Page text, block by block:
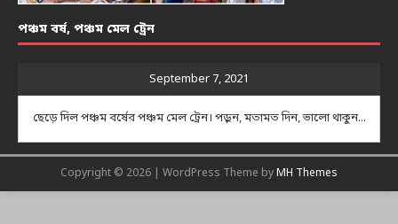
পঞ্চম বর্ষ, পঞ্চম মেল ট্রেন
September 7, 2021
ছেড়ে দিল পঞ্চম বর্ষের পঞ্চম মেল ট্রেন। পড়ুন, মতামত দিন, ভালো থাকুন...
Copyright © 2026 | WordPress Theme byMH Themes